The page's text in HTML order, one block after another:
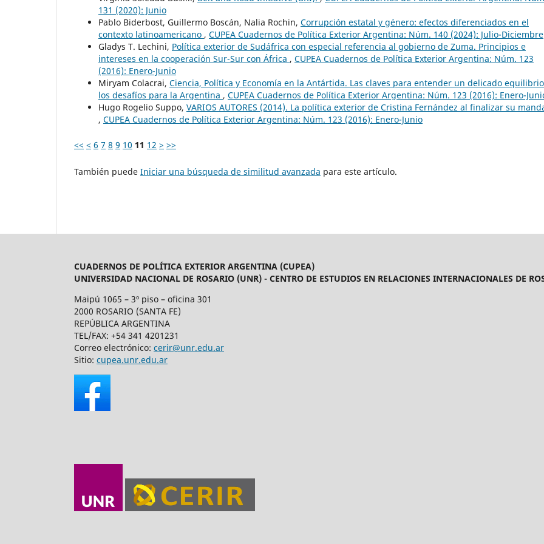
131 (2020): Junio
Pablo Biderbost, Guillermo Boscán, Nalia Rochin, Corrupción estatal y género: efectos diferenciados en el
contexto latinoamericano , CUPEA Cuadernos de Política Exterior Argentina: Núm. 140 (2024): Julio-Diciembre
Gladys T. Lechini, Política exterior de Sudáfrica con especial referencia al gobierno de Zuma. Principios e
intereses en la cooperación Sur-Sur con África , CUPEA Cuadernos de Política Exterior Argentina: Núm. 123
(2016): Enero-Junio
Miryam Colacrai, Ciencia, Política y Economía en la Antártida. Las claves para entender un delicado
los desafíos para la Argentina , CUPEA Cuadernos de Política Exterior Argentina: Núm. 123 (2016): Enero-
Hugo Rogelio Suppo, VARIOS AUTORES (2014). La política exterior de Cristina Fernández al finalizar su
, CUPEA Cuadernos de Política Exterior Argentina: Núm. 123 (2016): Enero-Junio
<< < 6 7 8 9 10 11 12 > >>
También puede Iniciar una búsqueda de similitud avanzada para este artículo.
CUADERNOS DE POLÍTICA EXTERIOR ARGENTINA (CUPEA)
UNIVERSIDAD NACIONAL DE ROSARIO (UNR) - CENTRO DE ESTUDIOS EN RELACIONES INTERNACIONALES DE
Maipú 1065 – 3º piso – oficina 301
2000 ROSARIO (SANTA FE)
REPÚBLICA ARGENTINA
TEL/FAX: +54 341 4201231
Correo electrónico: cerir@unr.edu.ar
Sitio: cupea.unr.edu.ar